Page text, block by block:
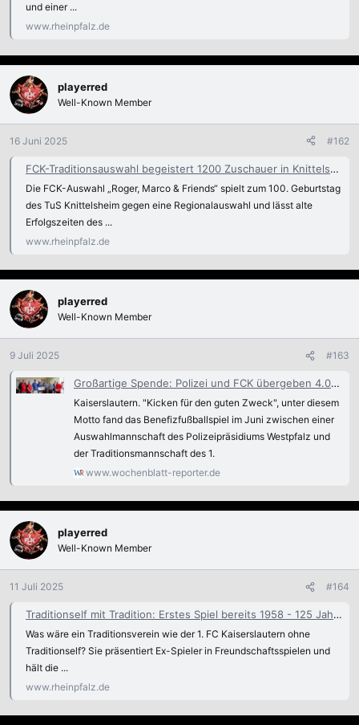
und einer ...
www.rheinpfalz.de
playerred
Well-Known Member
16 Juni 2025 #162
FCK-Traditionsauswahl begeistert 1200 Zuschauer in Knittelsheim - Fußball
Die FCK-Auswahl „Roger, Marco & Friends“ spielt zum 100. Geburtstag
des TuS Knittelsheim gegen eine Regionalauswahl und lässt alte
Erfolgszeiten des ...
www.rheinpfalz.de
playerred
Well-Known Member
9 Juli 2025 #163
Großartige Spende: Polizei und FCK übergeben 4.000 Euro an Kinderklinik
Kaiserslautern. "Kicken für den guten Zweck", unter diesem
Motto fand das Benefizfußballspiel im Juni zwischen einer
Auswahlmannschaft des Polizeipräsidiums Westpfalz und
der Traditionsmannschaft des 1.
www.wochenblatt-reporter.de
playerred
Well-Known Member
11 Juli 2025 #164
Traditionself mit Tradition: Erstes Spiel bereits 1958 - 125 Jahre 1. FC Kaiserslautern
Was wäre ein Traditionsverein wie der 1. FC Kaiserslautern ohne
Traditionself? Sie präsentiert Ex-Spieler in Freundschaftsspielen und
hält die ...
www.rheinpfalz.de